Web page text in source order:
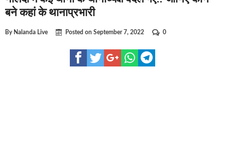
घूसखोर अफसरों पर एक्शन.. दो-दो अफसर घूस लेते गिरफ्तार
बिहार में एक और सिक्स लेन की मंजूरी.. जानिए किन-किन जिलों से
क्रिकेटर ईशान किशन की शादी फिक्स, गर्लफ्रेंड से होगी शादी.. ईशान
बिहारवासियों के लिए खुशखबरी.. बिहटा से भी बड़ा बनेगा एयरपोर्ट ..
बने कहां के थानाप्रभारी
By Nalanda Live Posted on September 7, 2022 0